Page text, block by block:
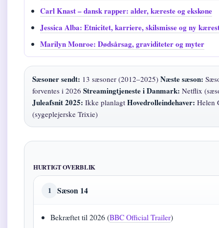
Carl Knast – dansk rapper: alder, kæreste og ekskone
Jessica Alba: Etnicitet, karriere, skilsmisse og ny
Marilyn Monroe: Dødsårsag, graviditeter og myter
Sæsoner sendt: 13 sæsoner (2012–2025) Næste sæson:
forventes i 2026 Streamingtjeneste i Danmark: Netflix
Juleafsnit 2025: Ikke planlagt Hovedrolleindehaver: Helen
(sygeplejerske Trixie)
HURTIGT OVERBLIK
1 Sæson 14
Bekræftet til 2026 (BBC Official Trailer)